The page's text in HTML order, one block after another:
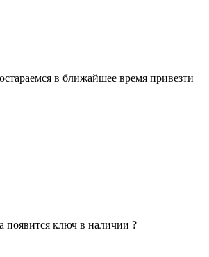
в ближайшее время привезти
появится ключ в наличии ?